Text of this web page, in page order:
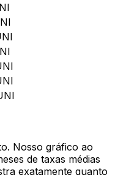
Nosso gráfico ao
de taxas médias
exatamente quanto